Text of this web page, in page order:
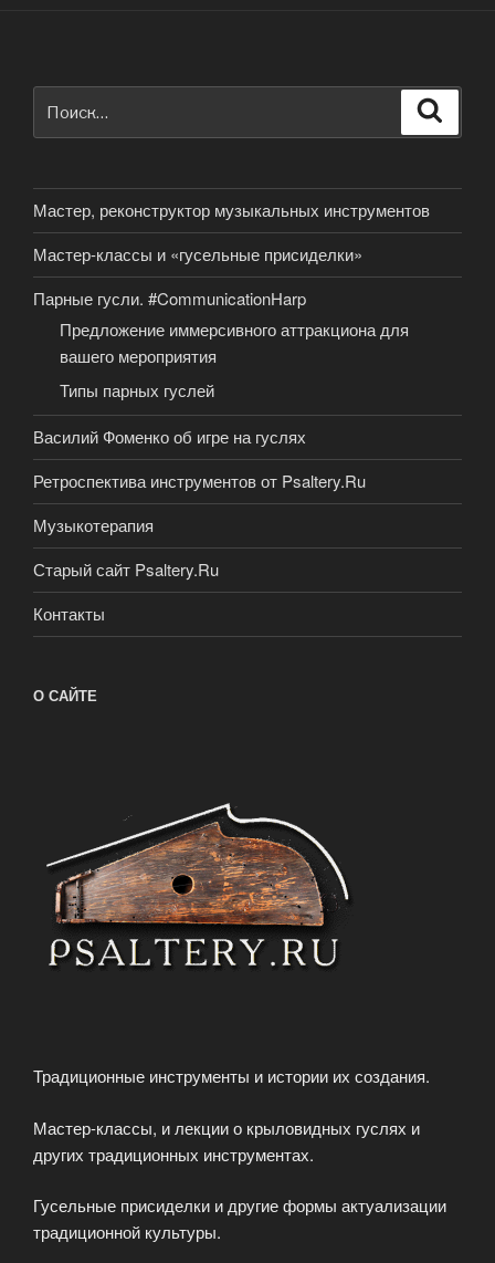
Мастер, реконструктор музыкальных инструментов
Мастер-классы и «гусельные присиделки»
Парные гусли. #CommunicationHarp
Предложение иммерсивного аттракциона для
вашего мероприятия
Типы парных гуслей
Василий Фоменко об игре на гуслях
Ретроспектива инструментов от Psaltery.Ru
Музыкотерапия
Старый сайт Psaltery.Ru
Контакты
О САЙТЕ
Традиционные инструменты и истории их создания.
Мастер-классы, и лекции о крыловидных гуслях и
других традиционных инструментах.
Гусельные присиделки и другие формы актуализации
традиционной культуры.